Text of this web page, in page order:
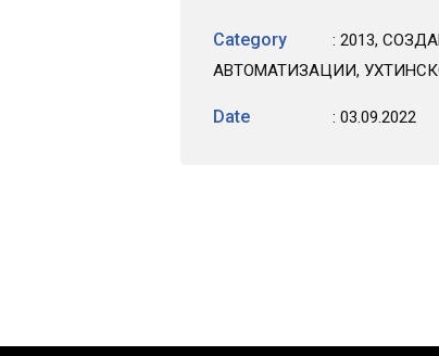
Category : 2013,
АВТОМАТИЗАЦИИ,
Date : 03.09.2022